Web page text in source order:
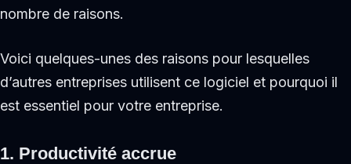
nombre de raisons.
Voici quelques-unes des raisons pour lesquelles
d’autres entreprises utilisent ce logiciel et pourquoi il
est essentiel pour votre entreprise.
1. Productivité accrue